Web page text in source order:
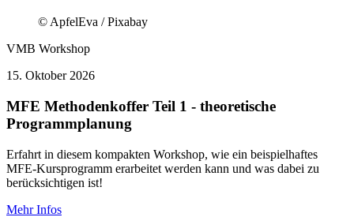
© ApfelEva / Pixabay
VMB Workshop
15. Oktober 2026
MFE Methodenkoffer Teil 1 - theoretische
Programmplanung
Erfahrt in diesem kompakten Workshop, wie ein beispielhaftes
MFE-Kursprogramm erarbeitet werden kann und was dabei zu
berücksichtigen ist!
Mehr Infos